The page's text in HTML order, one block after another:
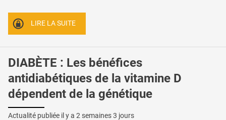
LIRE LA SUITE
DIABÈTE : Les bénéfices
antidiabétiques de la vitamine D
dépendent de la génétique
Actualité publiée il y a 2 semaines 3 jours